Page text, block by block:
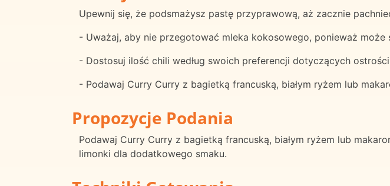
Upewnij się, że podsmażysz pastę przyprawową, aż zacznie
- Uważaj, aby nie przegotować mleka kokosowego, ponieważ może
- Dostosuj ilość chili według swoich preferencji dotyczących
- Podawaj Curry Curry z bagietką francuską, białym ryżem lub
Propozycje Podania
Podawaj Curry Curry z bagietką francuską, białym ryżem lub
limonki dla dodatkowego smaku.